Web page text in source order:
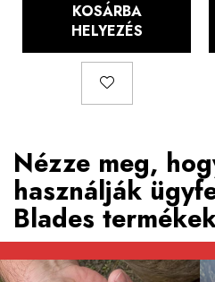
KOSÁRBA
HELYEZÉS
Nézze meg,
használják
Blades